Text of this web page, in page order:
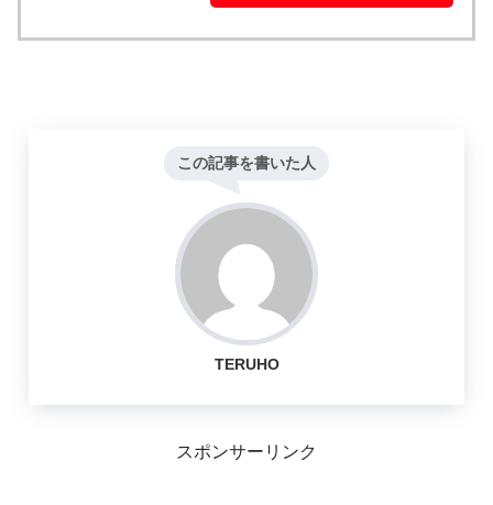
この記事を書いた人
TERUHO
スポンサーリンク